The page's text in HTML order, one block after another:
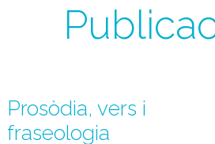
Prosòdia, vers i
fraseologia